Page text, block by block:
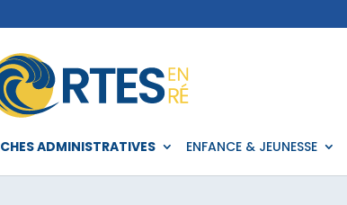
ADMINISTRATIVES ENFANCE & JEUNESSE